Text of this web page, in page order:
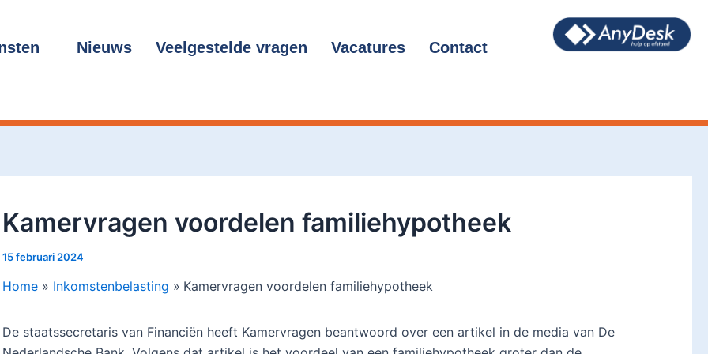
Nieuws Veelgestelde vragen Vacatures Contact
Kamervragen voordelen familiehypotheek
15 februari 2024
Home Inkomstenbelasting Kamervragen voordelen familiehypotheek
De staatssecretaris van Financiën heeft Kamervragen beantwoord over een artikel in de media van De